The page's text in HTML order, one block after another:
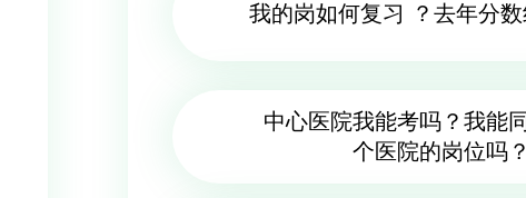
我的岗如何复习 ？去年分数
中心医院我能考吗？我能
个医院的岗位吗？